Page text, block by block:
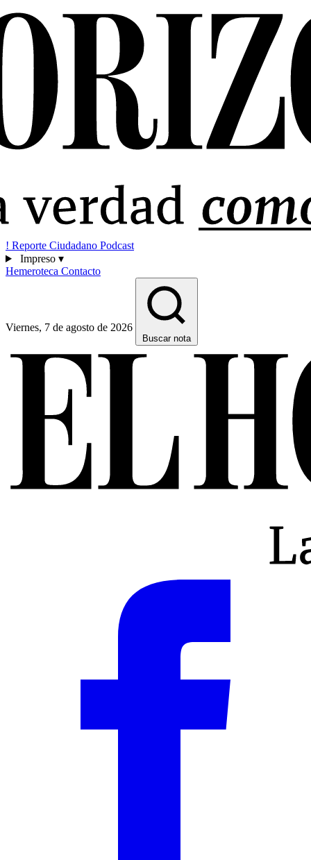
! Reporte Ciudadano Podcast
Impreso ▾
Hemeroteca Contacto
Viernes, 7 de agosto de 2026
Buscar nota